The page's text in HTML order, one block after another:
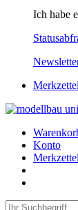
Ich habe
Merkzettel
Konto
Merkzettel